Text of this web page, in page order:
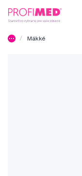
Mäkké